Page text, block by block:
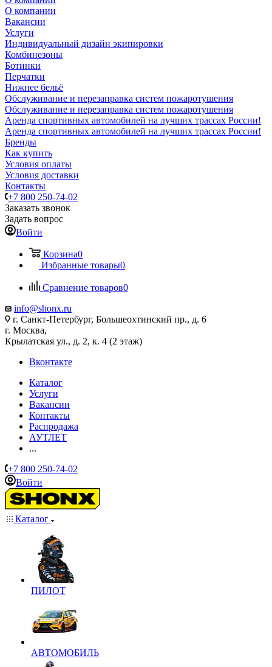
О компании
Вакансии
Услуги
Индивидуальный дизайн экипировки
Комбинезоны
Ботинки
Перчатки
Нижнее бельё
Обслуживание и перезаправка систем пожаротушения
Обслуживание и перезаправка систем пожаротушения
Аренда спортивных автомобилей на лучших трассах России!
Аренда спортивных автомобилей на лучших трассах России!
Бренды
Как купить
Условия оплаты
Условия доставки
Контакты
+7 800 250-74-02
Заказать звонок
Задать вопрос
Войти
Корзина0
Избранные товары0
Сравнение товаров0
info@shonx.ru
г. Санкт-Петербург, Большеохтинский пр., д. 6
г. Москва,
Крылатская ул., д. 2, к. 4 (2 этаж)
Вконтакте
Каталог
Услуги
Вакансии
Контакты
Распродажа
АУТЛЕТ
...
+7 800 250-74-02
Войти
Каталог
ПИЛОТ
АВТОМОБИЛЬ